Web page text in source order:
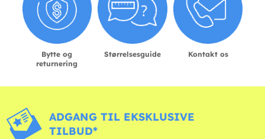
Bytte og
returnering
Størrelsesguide Kontakt os
ADGANG TIL EKSKLUSIVE
TILBUD*